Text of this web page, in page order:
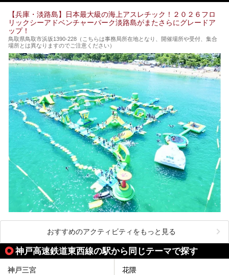
【兵庫・淡路島】日本最大級の海上アスレチック！２０２６フロ
リックシーアドベンチャーパーク淡路島がまたさらにグレードア
ップ！
鳥取県鳥取市浜坂1390‐228（こちらは事務局所在地となり、開催場所や受付、集合
場所とは異なりますのでご注意ください）
おすすめのアクティビティをもっと見る
神戸高速鉄道東西線の駅から同じテーマで探す
神戸三宮 花隈